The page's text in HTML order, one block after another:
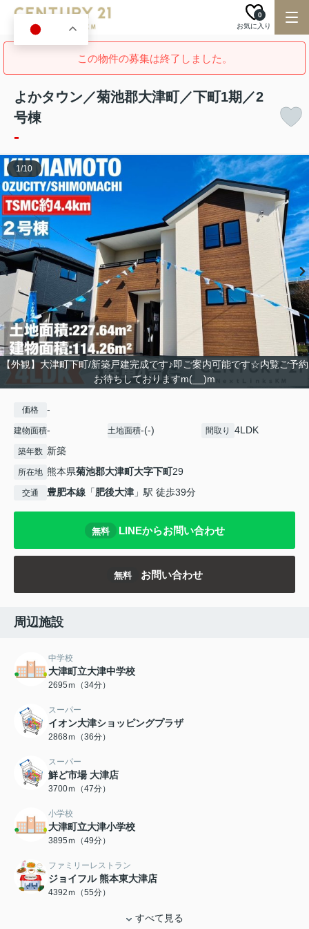
お気に入り
0
この物件の募集は終了しました。
よかタウン／菊池郡大津町／下町1期／2
号棟
-
【外観】大津町下町/新築戸建完成です♪即ご案内可能です☆内覧ご予約
お待ちしておりますm(__)m
1/10
価格 -
建物面積- 土地面積-(-) 間取り 4LDK
築年数 新築
所在地 熊本県菊池郡大津町大字下町29
交通 豊肥本線 「肥後大津 」駅 徒歩39分
無料 LINEからお問い合わせ
無料 お問い合わせ
周辺施設
中学校
大津町立大津中学校
2695ｍ（34分）
スーパー
イオン大津ショッピングプラザ
2868ｍ（36分）
スーパー
鮮ど市場 大津店
3700ｍ（47分）
小学校
大津町立大津小学校
3895ｍ（49分）
ファミリーレストラン
ジョイフル 熊本東大津店
4392ｍ（55分）
すべて見る